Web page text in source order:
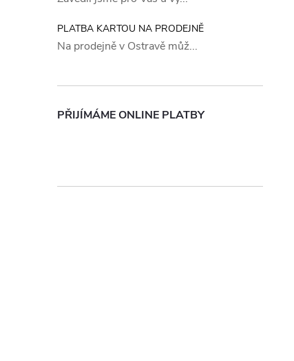
PLATBA KARTOU NA PRODEJNĚ
Na prodejně v Ostravě můž...
PŘIJÍMÁME ONLINE PLATBY